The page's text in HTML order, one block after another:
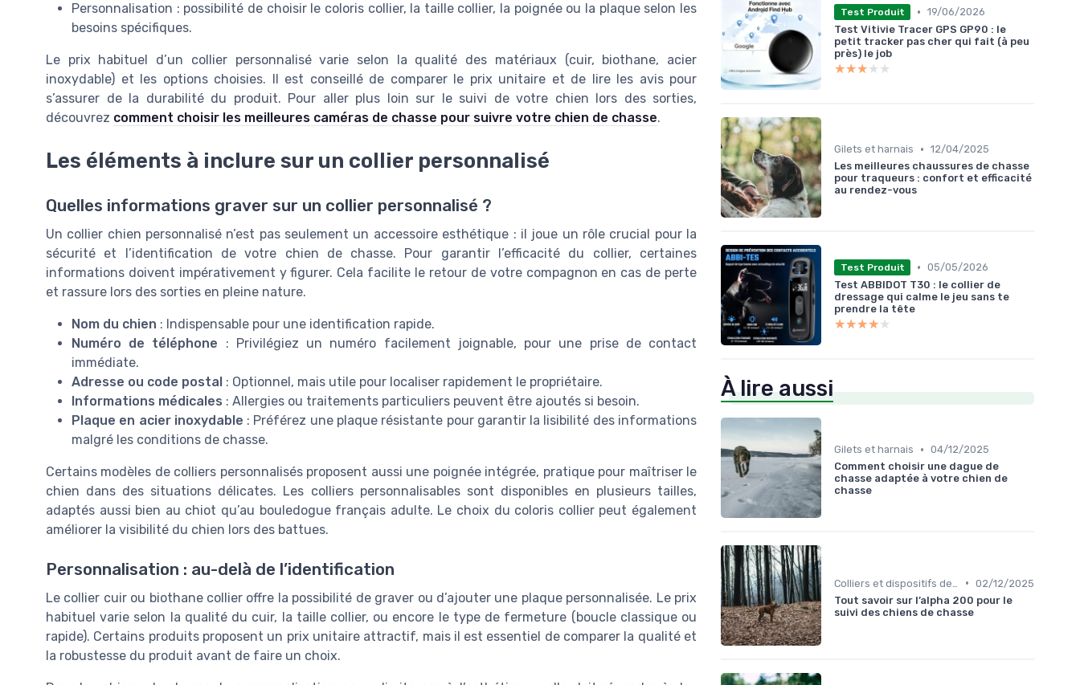
Personnalisation : possibilité de choisir le coloris collier, la taille collier, la poignée ou la plaque selon les
besoins spécifiques.
Le prix habituel d’un collier personnalisé varie selon la qualité des matériaux (cuir, biothane, acier
inoxydable) et les options choisies. Il est conseillé de comparer le prix unitaire et de lire les avis pour
s’assurer de la durabilité du produit. Pour aller plus loin sur le suivi de votre chien lors des sorties,
découvrez comment choisir les meilleures caméras de chasse pour suivre votre chien de chasse.
Les éléments à inclure sur un collier personnalisé
Quelles informations graver sur un collier personnalisé ?
Un collier chien personnalisé n’est pas seulement un accessoire esthétique : il joue un rôle crucial pour la
sécurité et l’identification de votre chien de chasse. Pour garantir l’efficacité du collier, certaines
informations doivent impérativement y figurer. Cela facilite le retour de votre compagnon en cas de perte
et rassure lors des sorties en pleine nature.
Nom du chien : Indispensable pour une identification rapide.
Numéro de téléphone : Privilégiez un numéro facilement joignable, pour une prise de contact
immédiate.
Adresse ou code postal : Optionnel, mais utile pour localiser rapidement le propriétaire.
Informations médicales : Allergies ou traitements particuliers peuvent être ajoutés si besoin.
Plaque en acier inoxydable : Préférez une plaque résistante pour garantir la lisibilité des informations
malgré les conditions de chasse.
Certains modèles de colliers personnalisés proposent aussi une poignée intégrée, pratique pour maîtriser le
chien dans des situations délicates. Les colliers personnalisables sont disponibles en plusieurs tailles,
adaptés aussi bien au chiot qu’au bouledogue français adulte. Le choix du coloris collier peut également
améliorer la visibilité du chien lors des battues.
Personnalisation : au-delà de l’identification
Le collier cuir ou biothane collier offre la possibilité de graver ou d’ajouter une plaque personnalisée. Le prix
habituel varie selon la qualité du cuir, la taille collier, ou encore le type de fermeture (boucle classique ou
rapide). Certains produits proposent un prix unitaire attractif, mais il est essentiel de comparer la qualité et
la robustesse du produit avant de faire un choix.
Test Produit • 19/06/2026
Test Vitivie Tracer GPS GP90 : le
petit tracker pas cher qui fait (à peu
près) le job
★★★★★
★★★★★
Gilets et harnais • 12/04/2025
Les meilleures chaussures de chasse
pour traqueurs : confort et efficacité
au rendez-vous
Test Produit • 05/05/2026
Test ABBIDOT T30 : le collier de
dressage qui calme le jeu sans te
prendre la tête
★★★★★
★★★★★
À lire aussi
Gilets et harnais • 04/12/2025
Comment choisir une dague de
chasse adaptée à votre chien de
chasse
• 02/12/2025
Tout savoir sur l’alpha 200 pour le
suivi des chiens de chasse